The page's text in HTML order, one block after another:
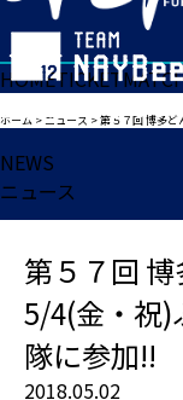
HOMETICKET
ホーム >ニュース >第５７回 博多ど
NEWS
ニュース
第５７回
5/4(金・祝)
隊に参加!!
2018.05.02